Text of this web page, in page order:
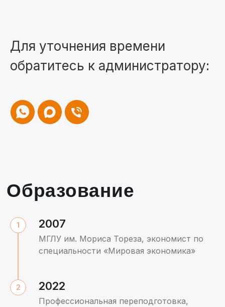
Для уточнения времени
обратитесь к администратору:
2007
МГЛУ им. Мориса Тореза, экономист по
специальности «Мировая экономика»
2022
Профессиональная переподготовка,